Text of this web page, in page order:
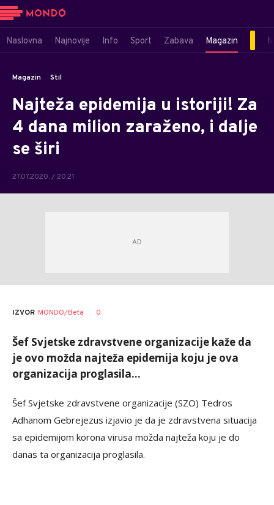
Naslovna Najnovije Info Sport Zabava Magazin
Magazin Stil
Najteža epidemija u istoriji! Za
4 dana milion zaraženo, i dalje
se širi
27.07.2020. / 20:21
AUTOR Gašić
IZVOR MONDO/Beta 0
Šef Svjetske zdravstvene organizacije kaže da
je ovo možda najteža epidemija koju je ova
organizacija proglasila...
Šef Svjetske zdravstvene organizacije (SZO) Tedros
Adhanom Gebrejezus izjavio je da je zdravstvena situacija
sa epidemijom korona virusa možda najteža koju je do
danas ta organizacija proglasila.